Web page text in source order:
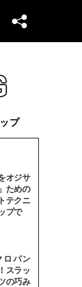
プ
オジサ
ための
テクニ
プで
ロパン
スラッ
の巧み